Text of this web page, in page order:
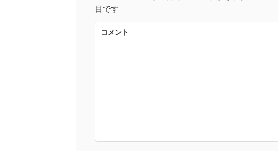
目です
コメント